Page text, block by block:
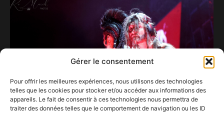
Gérer le consentement
Pour offrir les meilleures expériences, nous utilisons des technologies
telles que les cookies pour stocker et/ou accéder aux informations des
appareils. Le fait de consentir à ces technologies nous permettra de
traiter des données telles que le comportement de navigation ou les ID